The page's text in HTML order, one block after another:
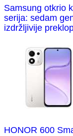
Samsung otkrio
serija: sedam
izdržljivije
HONOR 600